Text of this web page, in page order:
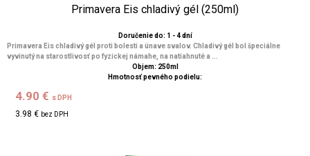
Primavera Eis chladivý gél (250ml)
Doručenie do: 1 - 4 dní
Primavera Eis chladivý gél proti bolesti a únave svalov. Chladivý gél bol špeciálne
vyvinutý na starostlivosť po fyzickej námahe, na natiahnuté a ...
Objem: 250ml
Hmotnosť pevného podielu:
4.90 € s DPH
3.98 € bez DPH